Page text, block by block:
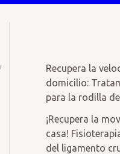
Recupera la
domicilio:
para la rodilla
¡Recupera la
casa!
del ligamento